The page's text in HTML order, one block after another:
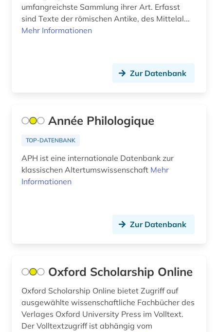
umfangreichste Sammlung ihrer Art. Erfasst
sind Texte der römischen Antike, des Mittelal...
Mehr Informationen
Zur Datenbank
Année Philologique
TOP-DATENBANK
APH ist eine internationale Datenbank zur
klassischen Altertumswissenschaft Mehr
Informationen
Zur Datenbank
Oxford Scholarship Online
Oxford Scholarship Online bietet Zugriff auf
ausgewählte wissenschaftliche Fachbücher des
Verlages Oxford University Press im Volltext.
Der Volltextzugriff ist abhängig vom